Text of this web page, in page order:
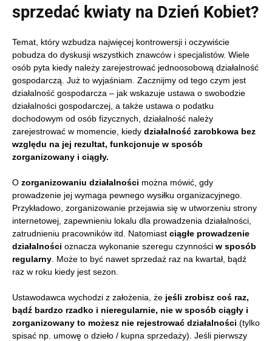
sprzedać kwiaty na Dzień Kobiet?
Temat, który wzbudza najwięcej kontrowersji i oczywiście
pobudza do dyskusji wszystkich znawców i specjalistów. Wiele
osób pyta kiedy należy zarejestrować jednoosobową działalność
gospodarczą. Już to wyjaśniam. Zacznijmy od tego czym jest
działalność gospodarcza – jak wskazuje ustawa o swobodzie
działalności gospodarczej, a także ustawa o podatku
dochodowym od osób fizycznych, działalność należy
zarejestrować w momencie, kiedy działalność zarobkowa bez
względu na jej rezultat, funkcjonuje w sposób
zorganizowany i ciągły.
O zorganizowaniu działalności można mówić, gdy
prowadzenie jej wymaga pewnego wysiłku organizacyjnego.
Przykładowo, zorganizowanie przejawia się w utworzeniu strony
internetowej, zapewnieniu lokalu dla prowadzenia działalności,
zatrudnieniu pracowników itd. Natomiast ciągłe prowadzenie
działalności oznacza wykonanie szeregu czynności w sposób
regularny. Może to być nawet sprzedaż raz na kwartał, bądź
raz w roku kiedy jest sezon.
Ustawodawca wychodzi z założenia, że jeśli zrobisz coś raz,
bądź bardzo rzadko i nieregularnie, nie w sposób ciągły i
zorganizowany to możesz nie rejestrować działalności (tylko
spisać np. umowę o dzieło / kupna sprzedaży). Jeśli pierwszy